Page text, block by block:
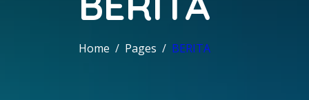
Home Pages BERITA